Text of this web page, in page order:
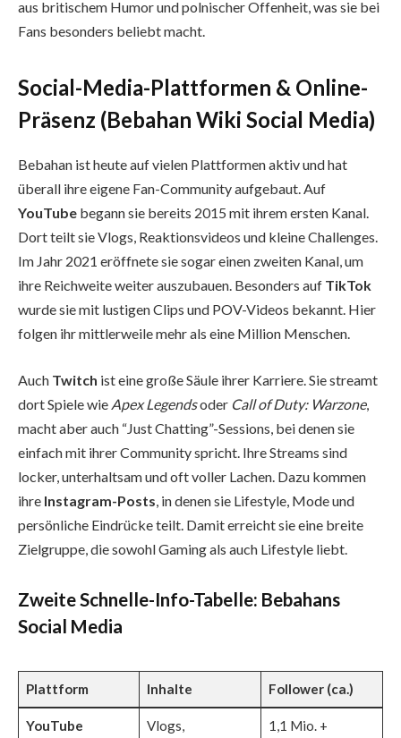
aus britischem Humor und polnischer Offenheit, was sie bei
Fans besonders beliebt macht.
Social-Media-Plattformen & Online-
Präsenz (Bebahan Wiki Social Media)
Bebahan ist heute auf vielen Plattformen aktiv und hat
überall ihre eigene Fan-Community aufgebaut. Auf
YouTube begann sie bereits 2015 mit ihrem ersten Kanal.
Dort teilt sie Vlogs, Reaktionsvideos und kleine Challenges.
Im Jahr 2021 eröffnete sie sogar einen zweiten Kanal, um
ihre Reichweite weiter auszubauen. Besonders auf TikTok
wurde sie mit lustigen Clips und POV-Videos bekannt. Hier
folgen ihr mittlerweile mehr als eine Million Menschen.
Auch Twitch ist eine große Säule ihrer Karriere. Sie streamt
dort Spiele wie Apex Legendsoder Call of Duty: Warzone,
macht aber auch “Just Chatting”-Sessions, bei denen sie
einfach mit ihrer Community spricht. Ihre Streams sind
locker, unterhaltsam und oft voller Lachen. Dazu kommen
ihre Instagram-Posts, in denen sie Lifestyle, Mode und
persönliche Eindrücke teilt. Damit erreicht sie eine breite
Zielgruppe, die sowohl Gaming als auch Lifestyle liebt.
Zweite Schnelle-Info-Tabelle: Bebahans
Social Media
Plattform Inhalte Follower (ca.)
YouTube
Vlogs,
1,1 Mio. +